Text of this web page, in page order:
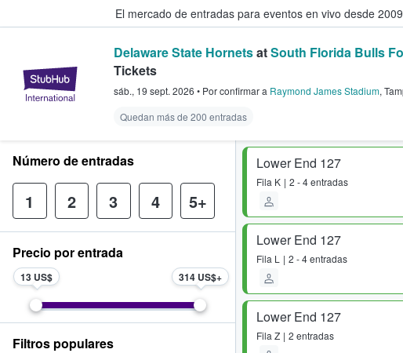
El mercado de entradas para eventos en vivo desde
StubHub: compra y venta de entradas
Delaware State HornetsatSouth Florida Bulls
Tickets
sáb., 19 sept. 2026 • Por confirmara Raymond James Stadium,
Quedan más de 200 entradas
Lower End 127
Fila K 2 - 4 entradas
Lower End 127
Fila L 2 - 4 entradas
Lower End 127
Fila Z 2 entradas
Número de entradas
1 2 3 4 5+
Precio por entrada
13 US$ 314 US$
Filtros populares